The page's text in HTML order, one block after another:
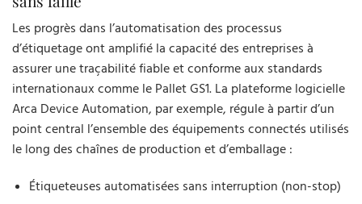
Les progrès dans l’automatisation des processus
d’étiquetage ont amplifié la capacité des entreprises à
assurer une traçabilité fiable et conforme aux standards
internationaux comme le Pallet GS1. La plateforme logicielle
Arca Device Automation, par exemple, régule à partir d’un
point central l’ensemble des équipements connectés utilisés
le long des chaînes de production et d’emballage :
Étiqueteuses automatisées sans interruption (non-stop)